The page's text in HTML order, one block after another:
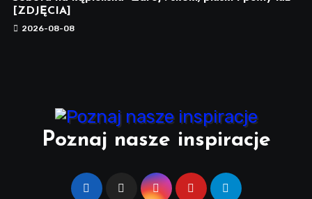
[ZDJĘCIA]
2026-08-08
Poznaj nasze inspiracje